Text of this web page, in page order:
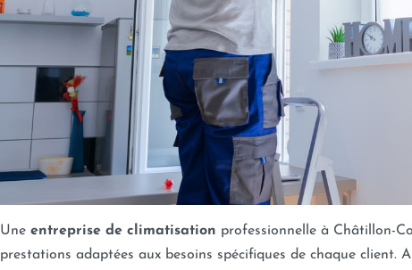
Une entreprise de climatisation professionnelle à Châtillon-
prestations adaptées aux besoins spécifiques de chaque client.